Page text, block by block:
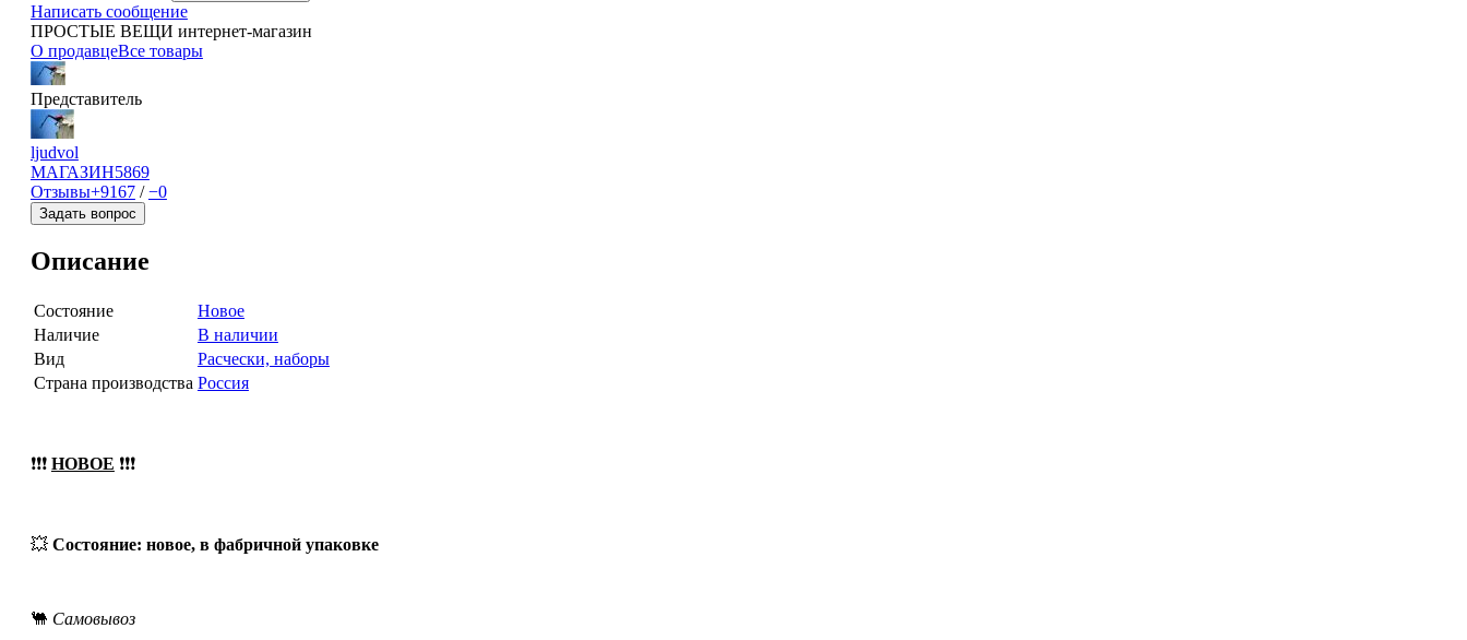
Написать сообщение
ПРОСТЫЕ ВЕЩИ интернет-магазин
О продавцеВсе товары
Представитель
ljudvol
МАГАЗИН5869
Отзывы+9167/−0
Задать вопрос
Описание
Состояние
Новое
Наличие
В наличии
Вид
Расчески, наборы
Страна производства Россия
❗❗❗ НОВОЕ ❗❗❗
💥Состояние: новое, в фабричной упаковке
🐫 Самовывоз